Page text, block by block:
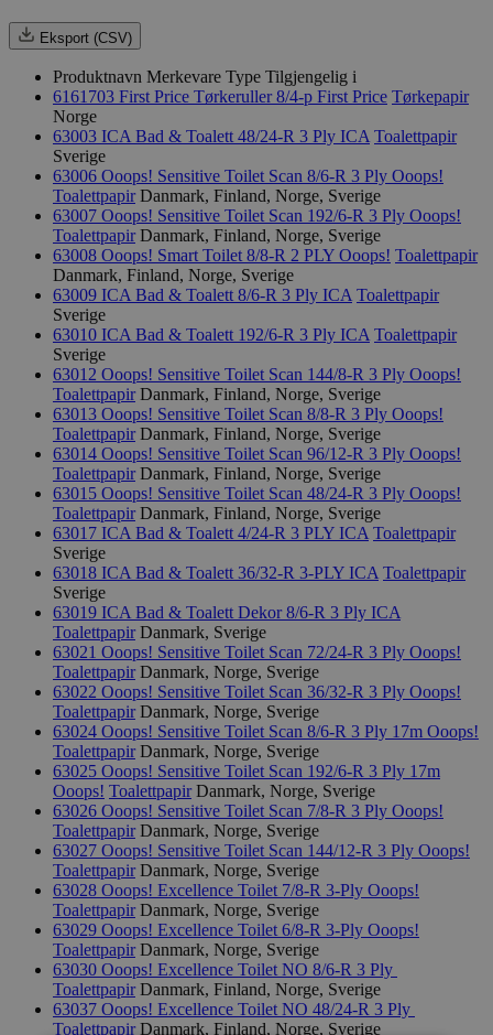
Eksport (CSV)
Produktnavn Merkevare Type Tilgjengelig i
6161703 First Price Tørkeruller 8/4-p First Price Tørkepapir
Norge
63003 ICA Bad & Toalett 48/24-R 3 Ply ICA Toalettpapir
Sverige
63006 Ooops! Sensitive Toilet Scan 8/6-R 3 Ply Ooops!
Toalettpapir Danmark, Finland, Norge, Sverige
63007 Ooops! Sensitive Toilet Scan 192/6-R 3 Ply Ooops!
Toalettpapir Danmark, Finland, Norge, Sverige
63008 Ooops! Smart Toilet 8/8-R 2 PLY Ooops! Toalettpapir
Danmark, Finland, Norge, Sverige
63009 ICA Bad & Toalett 8/6-R 3 Ply ICA Toalettpapir
Sverige
63010 ICA Bad & Toalett 192/6-R 3 Ply ICA Toalettpapir
Sverige
63012 Ooops! Sensitive Toilet Scan 144/8-R 3 Ply Ooops!
Toalettpapir Danmark, Finland, Norge, Sverige
63013 Ooops! Sensitive Toilet Scan 8/8-R 3 Ply Ooops!
Toalettpapir Danmark, Finland, Norge, Sverige
63014 Ooops! Sensitive Toilet Scan 96/12-R 3 Ply Ooops!
Toalettpapir Danmark, Finland, Norge, Sverige
63015 Ooops! Sensitive Toilet Scan 48/24-R 3 Ply Ooops!
Toalettpapir Danmark, Finland, Norge, Sverige
63017 ICA Bad & Toalett 4/24-R 3 PLY ICA Toalettpapir
Sverige
63018 ICA Bad & Toalett 36/32-R 3-PLY ICA Toalettpapir
Sverige
63019 ICA Bad & Toalett Dekor 8/6-R 3 Ply ICA
Toalettpapir Danmark, Sverige
63021 Ooops! Sensitive Toilet Scan 72/24-R 3 Ply Ooops!
Toalettpapir Danmark, Norge, Sverige
63022 Ooops! Sensitive Toilet Scan 36/32-R 3 Ply Ooops!
Toalettpapir Danmark, Norge, Sverige
63024 Ooops! Sensitive Toilet Scan 8/6-R 3 Ply 17m Ooops!
Toalettpapir Danmark, Norge, Sverige
63025 Ooops! Sensitive Toilet Scan 192/6-R 3 Ply 17m
Ooops! Toalettpapir Danmark, Norge, Sverige
63026 Ooops! Sensitive Toilet Scan 7/8-R 3 Ply Ooops!
Toalettpapir Danmark, Norge, Sverige
63027 Ooops! Sensitive Toilet Scan 144/12-R 3 Ply Ooops!
Toalettpapir Danmark, Norge, Sverige
63028 Ooops! Excellence Toilet 7/8-R 3-Ply Ooops!
Toalettpapir Danmark, Norge, Sverige
63029 Ooops! Excellence Toilet 6/8-R 3-Ply Ooops!
Toalettpapir Danmark, Norge, Sverige
63030 Ooops! Excellence Toilet NO 8/6-R 3 Ply
Toalettpapir Danmark, Finland, Norge, Sverige
63037 Ooops! Excellence Toilet NO 48/24-R 3 Ply
Toalettpapir Danmark, Finland, Norge, Sverige